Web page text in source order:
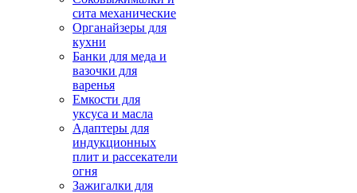
сита механические
Органайзеры для
кухни
Банки для меда и
вазочки для
варенья
Емкости для
уксуса и масла
Адаптеры для
индукционных
плит и рассекатели
огня
Зажигалки для